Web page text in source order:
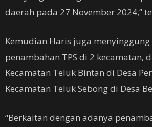
daerah pada 27 November 2024,”
Kemudian Haris juga menyinggung
penambahan TPS di 2 kecamatan,
Kecamatan Teluk Bintan di Desa
Kecamatan Teluk Sebong di Desa
“Berkaitan dengan adanya